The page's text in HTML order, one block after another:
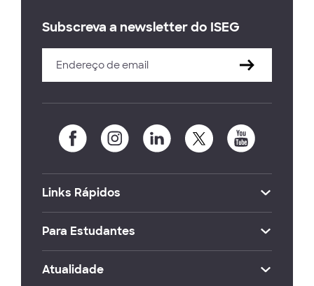
Subscreva a newsletter do ISEG
Links Rápidos
Para Estudantes
Atualidade